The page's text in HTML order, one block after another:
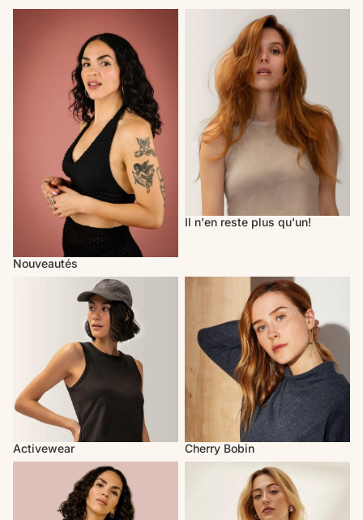
Nouveautés
Il n'en reste plus qu'un!
Il n'en reste plus qu'un!
Activewear
Cherry Bobin
Cherry Bobin
Mercedes Morin